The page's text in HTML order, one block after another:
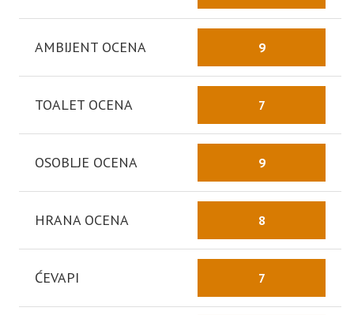
AMBIJENT OCENA 9
TOALET OCENA 7
OSOBLJE OCENA 9
HRANA OCENA 8
ĆEVAPI 7